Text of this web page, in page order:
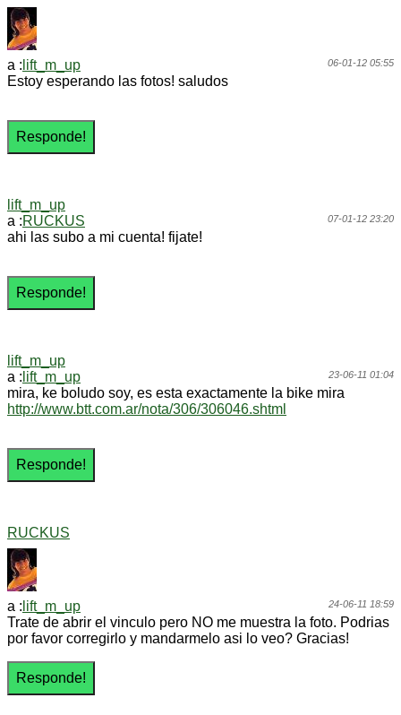
06-01-12 05:55
a : lift_m_up
Estoy esperando las fotos! saludos
lift_m_up
07-01-12 23:20
a :RUCKUS
ahi las subo a mi cuenta! fijate!
lift_m_up
23-06-11 01:04
a : lift_m_up
mira, ke boludo soy, es esta exactamente la bike mira
http://www.btt.com.ar/nota/306/306046.shtml
RUCKUS
24-06-11 18:59
a : lift_m_up
Trate de abrir el vinculo pero NO me muestra la foto. Podrias
por favor corregirlo y mandarmelo asi lo veo? Gracias!